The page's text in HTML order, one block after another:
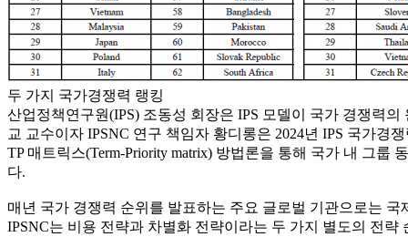
두 가지 국가경쟁력 랭킹
산업정책연구원(IPS) 조동성 회장은 IPS 모델이 국가 경쟁력
교 교수이자 IPSNC 연구 책임자 황디롱은 2024년 IPS 국가
TP 매트릭스(Term-Priority matrix) 방법론을 통해 국가 내 그
다.
매년 국가 경쟁력 순위를 발표하는 주요 글로벌 기관으로는
IPSNC는 비용 전략과 차별화 전략이라는 두 가지 별도의 전